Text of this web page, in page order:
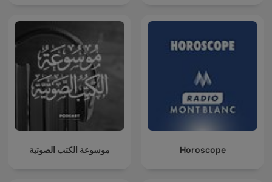
موسوعة الكتب الصوتية Horoscope